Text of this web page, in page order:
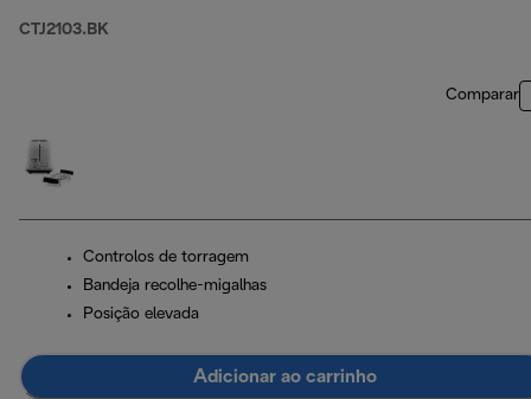
CTJ2103.BK
Comparar
Controlos de torragem
Bandeja recolhe-migalhas
Posição elevada
Adicionar ao carrinho